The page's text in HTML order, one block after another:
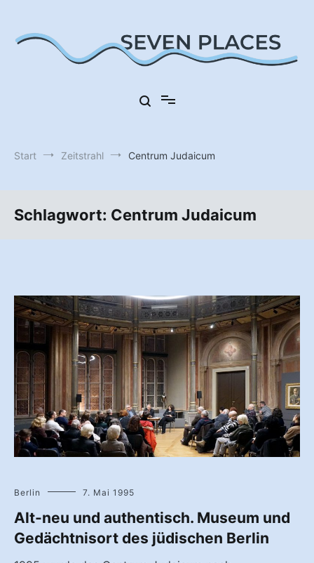
springen
Start Zeitstrahl Centrum Judaicum
Schlagwort: Centrum Judaicum
Berlin 7. Mai 1995
Alt-neu und authentisch. Museum und
Gedächtnisort des jüdischen Berlin